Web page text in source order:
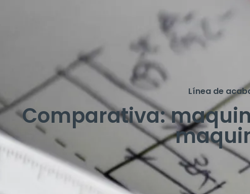
Línea de
Comparativa: